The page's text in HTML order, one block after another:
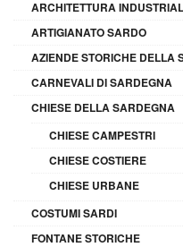
ARCHITETTURA
ARTIGIANATO SARDO
AZIENDE STORICHE DELLA
CARNEVALI DI SARDEGNA
CHIESE DELLA SARDEGNA
CHIESE CAMPESTRI
CHIESE COSTIERE
CHIESE URBANE
COSTUMI SARDI
FONTANE STORICHE